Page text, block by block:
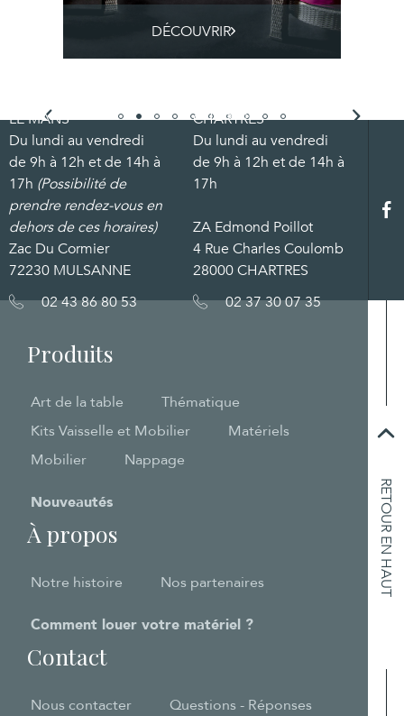
DÉCOUVRIR
RETOUR EN HAUT
Produits
Art de la table
Thématique
Kits Vaisselle et Mobilier
Matériels
Mobilier
Nappage
Nouveautés
À propos
Notre histoire Nos partenaires
Comment louer votre matériel ?
Contact
Nous contacter Questions - Réponses
LE MANS
Du lundi au vendredi
de 9h à 12h et de 14h à
17h (Possibilité de
prendre rendez-vous en
dehors de ces horaires)
Zac Du Cormier
72230 MULSANNE
02 43 86 80 53
CHARTRES
Du lundi au vendredi
de 9h à 12h et de 14h à
17h
ZA Edmond Poillot
4 Rue Charles Coulomb
28000 CHARTRES
02 37 30 07 35